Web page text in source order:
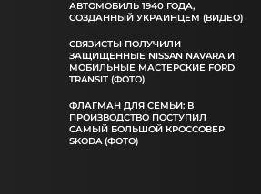
АВТОМОБИЛЬ 1940 ГОДА,
СОЗДАННЫЙ УКРАИНЦЕМ (ВИДЕО)
СВЯЗИСТЫ ПОЛУЧИЛИ
ЗАЩИЩЕННЫЕ NISSAN NAVARA И
МОБИЛЬНЫЕ МАСТЕРСКИЕ FORD
TRANSIT (ФОТО)
ФЛАГМАН ДЛЯ СЕМЬИ: В
ПРОИЗВОДСТВО ПОСТУПИЛ
САМЫЙ БОЛЬШОЙ КРОССОВЕР
SKODA (ФОТО)